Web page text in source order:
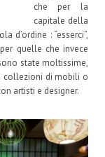
che per la
capitale della
d’ordine : “esserci”,
quelle che invece
state moltissime,
collezioni di mobili o
artisti e designer.